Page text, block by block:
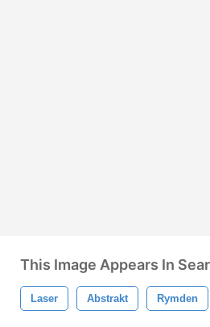
This Image Appears In
Laser Abstrakt Rymden